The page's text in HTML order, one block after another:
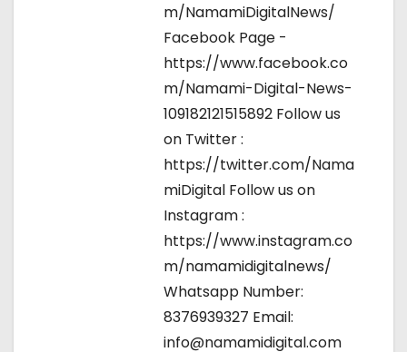
m/NamamiDigitalNews/
Facebook Page -
https://www.facebook.co
m/Namami-Digital-News-
109182121515892 Follow us
on Twitter :
https://twitter.com/Nama
miDigital Follow us on
Instagram :
https://www.instagram.co
m/namamidigitalnews/
Whatsapp Number:
8376939327 Email:
info@namamidigital.com